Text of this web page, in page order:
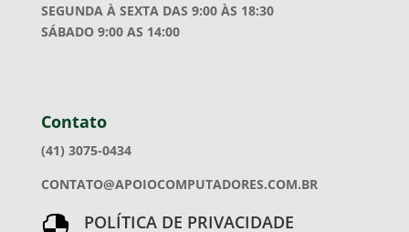
SEGUNDA À SEXTA DAS 9:00 ÀS 18:30
SÁBADO 9:00 AS 14:00
Contato
(41) 3075-0434
CONTATO@APOIOCOMPUTADORES.COM.BR
POLÍTICA DE PRIVACIDADE